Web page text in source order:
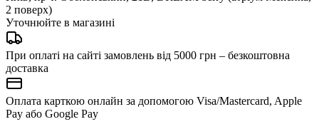
2 поверх)
Уточнюйте в магазині
При оплаті на сайті замовлень від 5000 грн – безкоштовна
доставка
Оплата карткою онлайн за допомогою Visa/Mastercard, Apple
Pay або Google Pay